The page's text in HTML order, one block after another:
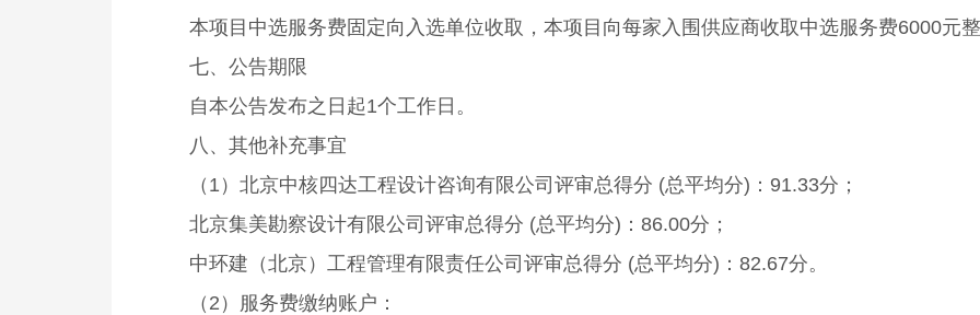
本项目中选服务费固定向入选单位收取，本项目向每家入围供应商收取中选服务费6000元
七、公告期限
自本公告发布之日起1个工作日。
八、其他补充事宜
（1）北京中核四达工程设计咨询有限公司评审总得分 (总平均分)：91.33分；
北京集美勘察设计有限公司评审总得分 (总平均分)：86.00分；
中环建（北京）工程管理有限责任公司评审总得分 (总平均分)：82.67分。
（2）服务费缴纳账户：